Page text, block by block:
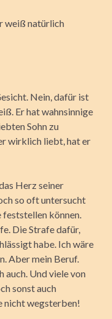
weiß natürlich
Nein, dafür ist
Er hat wahnsinnige
Sohn zu
wirklich liebt, hat er
Herz seiner
so oft untersucht
können.
Die Strafe dafür,
habe. Ich wäre
Aber mein Beruf.
auch. Und viele von
sonst auch
nicht wegsterben!